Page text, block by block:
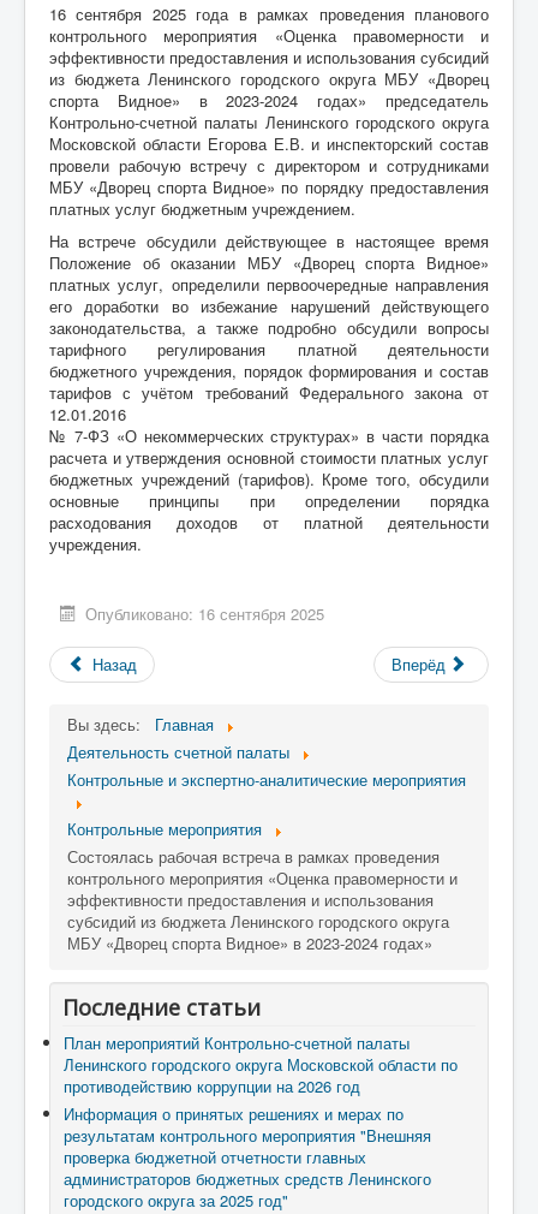
16 сентября 2025 года в рамках проведения планового
контрольного мероприятия «Оценка правомерности и
эффективности предоставления и использования субсидий
из бюджета Ленинского городского округа МБУ «Дворец
спорта Видное» в 2023-2024 годах» председатель
Контрольно-счетной палаты Ленинского городского округа
Московской области Егорова Е.В. и инспекторский состав
провели рабочую встречу с директором и сотрудниками
МБУ «Дворец спорта Видное» по порядку предоставления
платных услуг бюджетным учреждением.
На встрече обсудили действующее в настоящее время
Положение об оказании МБУ «Дворец спорта Видное»
платных услуг, определили первоочередные направления
его доработки во избежание нарушений действующего
законодательства, а также подробно обсудили вопросы
тарифного регулирования платной деятельности
бюджетного учреждения, порядок формирования и состав
тарифов с учётом требований Федерального закона от
12.01.2016
№ 7-ФЗ «О некоммерческих структурах» в части порядка
расчета и утверждения основной стоимости платных услуг
бюджетных учреждений (тарифов). Кроме того, обсудили
основные принципы при определении порядка
расходования доходов от платной деятельности
учреждения.
Опубликовано: 16 сентября 2025
Назад Вперёд
Вы здесь:
Главная
Деятельность счетной палаты
Контрольные и экспертно-аналитические мероприятия
Контрольные мероприятия
Состоялась рабочая встреча в рамках проведения
контрольного мероприятия «Оценка правомерности и
эффективности предоставления и использования
субсидий из бюджета Ленинского городского округа
МБУ «Дворец спорта Видное» в 2023-2024 годах»
Последние статьи
План мероприятий Контрольно-счетной палаты
Ленинского городского округа Московской области по
противодействию коррупции на 2026 год
Информация о принятых решениях и мерах по
результатам контрольного мероприятия "Внешняя
проверка бюджетной отчетности главных
администраторов бюджетных средств Ленинского
городского округа за 2025 год"